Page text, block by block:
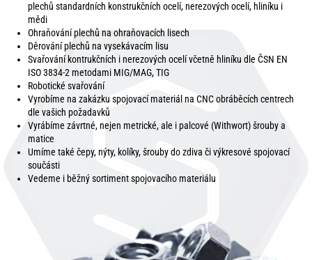
plechů standardních konstrukčních ocelí, nerezových ocelí, hliníku i
mědi
Ohraňování plechů na ohraňovacích lisech
Děrování plechů na vysekávacím lisu
Svařování kontrukčních i nerezových ocelí včetně hliníku dle ČSN EN
ISO 3834-2 metodami MIG/MAG, TIG
Robotické svařování
Vyrobíme na zakázku spojovací materiál na CNC obráběcích centrech
dle vašich požadavků
Vyrábíme závrtné, nejen metrické, ale i palcové (Withwort) šrouby a
matice
Umíme také čepy, nýty, kolíky, šrouby do zdiva či výkresové spojovací
součásti
Vedeme i běžný sortiment spojovacího materiálu